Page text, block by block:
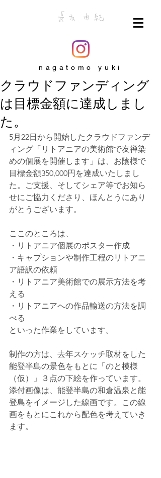
nagatomo yuki
クラウドファンディング
は目標金額に達成しまし
た。
5月22日から開始したクラウドファンデ
ィング「リトアニアの美術館で友禅染
めの個展を開催します」は、お陰様で
目標金額350,000円を達成いたしまし
た。ご支援、そしてシェア等でお知ら
せにご協力くださり、ほんとうにあり
がとうございます。
ここのところは、
・リトアニア個展のポスター作成
・キャプションや制作工程のリトアニ
ア語訳の依頼
・リトアニア美術館での展示方法を考
える
・リトアニアへの作品輸送の方法を調
べる
といった作業をしています。
制作の方は、去年スケッチ取材をした
能登半島の景色をもとに「のと模様
（仮）」３点の下絵を作っています。
添付画像は、能登半島の和倉温泉と能
登島をイメージした線画です。この線
画をもとにこれから配色を考えていき
ます。